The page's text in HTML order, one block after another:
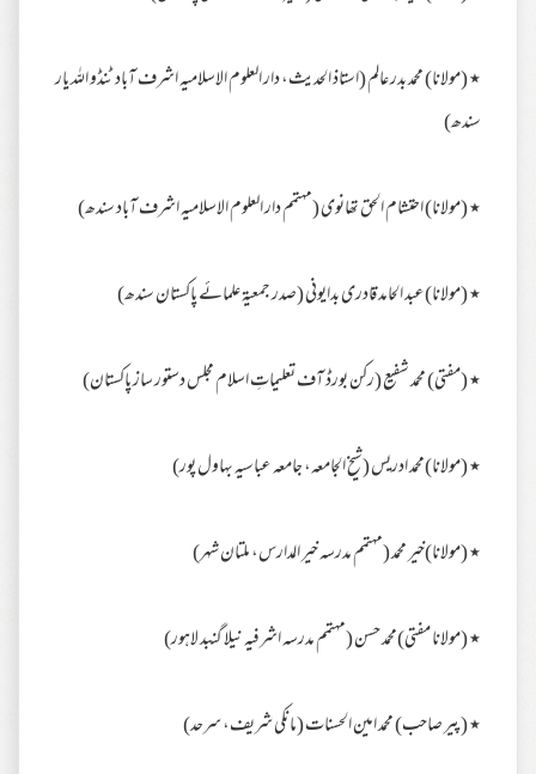
٭ (مولانا) محمد بدر عالم (استاذ الحدیث، دار العلوم الاسلامیہ اشرف آباد ٹنڈو اللہ یار
سندھ)
٭ (مولانا) احتشام الحق تھانوی (مہتمم دار العلوم الاسلامیہ اشرف آباد سندھ)
٭ (مولانا)عبد الحامد قادری بدایونی (صدر جمعیۃ علمائے پاکستان سندھ)
٭ (مفتی) محمد شفیع (رکن بورڈ آف تعلیماتِ اسلام مجلس دستور ساز پاکستان)
٭ (مولانا)محمد ادریس (شیخ الجامعہ، جامعہ عباسیہ بہاول پور)
٭ (مولانا)خیر محمد (مہتمم مدرسہ خیر المدارس، ملتان شہر)
٭ (مولانا مفتی)محمد حسن (مہتمم مدرسہ اشرفیہ نیلا گنبد لاہور)
٭ (پیر صاحب) محمد امین الحسنات (مانکی شریف، سرحد)